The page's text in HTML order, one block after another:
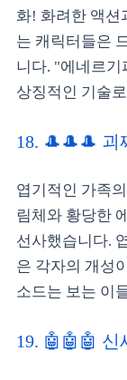
화! 화려한 액션
는 캐릭터들은
니다. "에네르
상징적인 기술
18. 🎩🎩🎩 괴
엽기적인 가족
림체와 황당한
선사했습니다.
은 각자의 개성
소드는 보는 이
19. 🤖🤖🤖 신